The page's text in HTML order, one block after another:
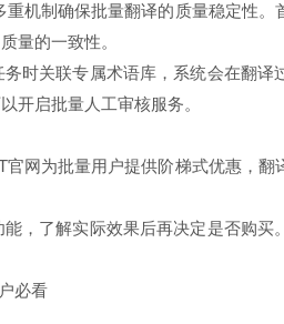
机制确保批量翻译的质量稳定性。
量的一致性。
时关联专属术语库，系统会在翻译
开启批量人工审核服务。
网为批量用户提供阶梯式优惠，翻
，了解实际效果后再决定是否购买
必看